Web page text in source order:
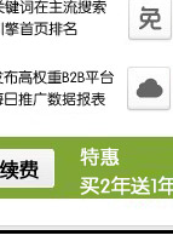
医务人员的
传感器，根
菌，达到消
降低感染的